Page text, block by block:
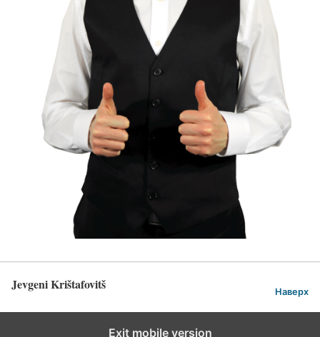
Jevgeni Krištafovitš Наверх
Exit mobile version